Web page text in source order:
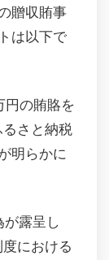
贈収賄事
は以下で
円の賄賂を
さと納税
明らかに
露呈し
における